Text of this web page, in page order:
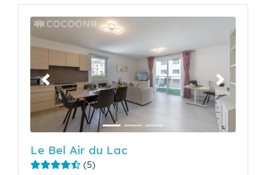
Précédent Suivant
Le Bel Air du Lac
(5)